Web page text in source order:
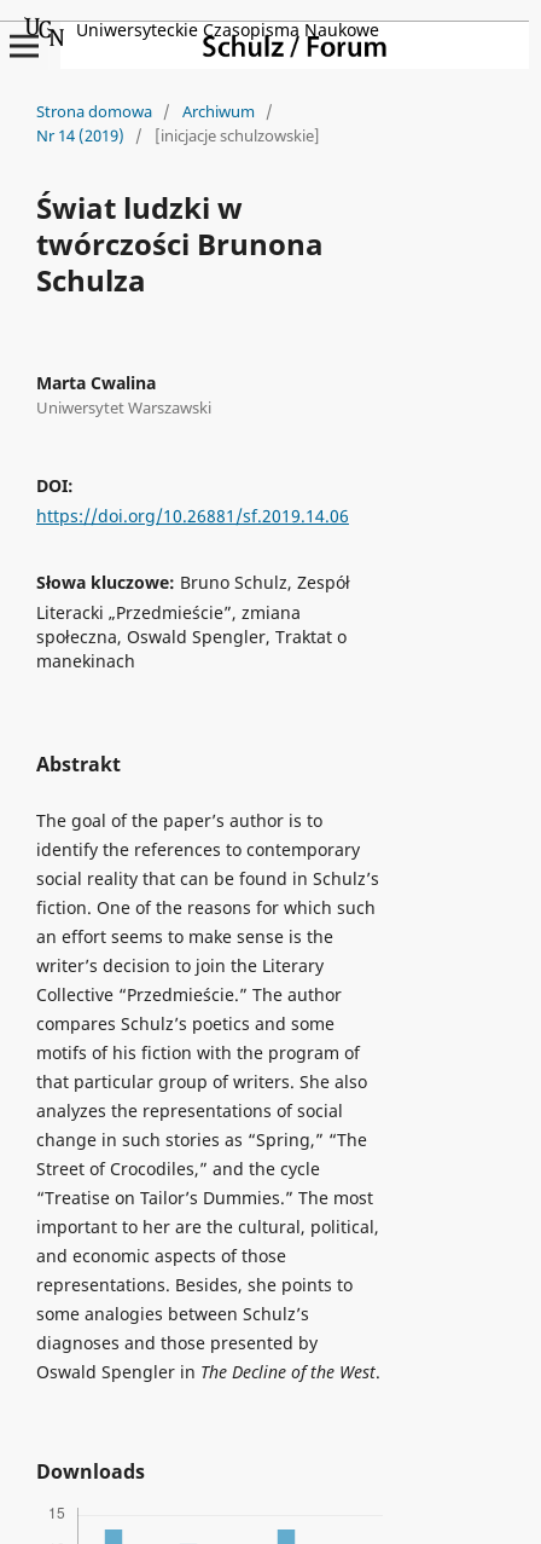
Uniwersyteckie Czasopisma Naukowe
Strona domowa / Archiwum /
Nr 14 (2019)
/ [inicjacje schulzowskie]
Świat ludzki w
twórczości Brunona
Schulza
Marta Cwalina
Uniwersytet Warszawski
DOI:
https://doi.org/10.26881/sf.2019.14.06
Słowa kluczowe: Bruno Schulz, Zespół
Literacki „Przedmieście”, zmiana
społeczna, Oswald Spengler, Traktat o
manekinach
Abstrakt
The goal of the paper’s author is to
identify the references to contemporary
social reality that can be found in Schulz’s
fiction. One of the reasons for which such
an effort seems to make sense is the
writer’s decision to join the Literary
Collective “Przedmieście.” The author
compares Schulz’s poetics and some
motifs of his fiction with the program of
that particular group of writers. She also
analyzes the representations of social
change in such stories as “Spring,” “The
Street of Crocodiles,” and the cycle
“Treatise on Tailor’s Dummies.” The most
important to her are the cultural, political,
and economic aspects of those
representations. Besides, she points to
some analogies between Schulz’s
diagnoses and those presented by
Oswald Spengler in The Decline of the West.
Downloads